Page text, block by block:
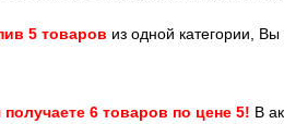
5 товаров из одной категории, Вы
6 товаров по цене 5! В